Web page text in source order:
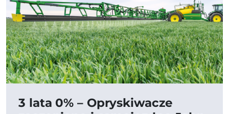
3 lata 0% – Opryskiwacze